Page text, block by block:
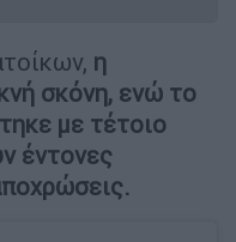
η
σκόνη, ενώ το
με τέτοιο
έντονες